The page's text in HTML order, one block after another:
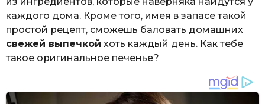
каждого дома. Кроме того, имея в запасе такой
простой рецепт, сможешь баловать домашних
свежей выпечкой хоть каждый день. Как тебе
такое оригинальное печенье?